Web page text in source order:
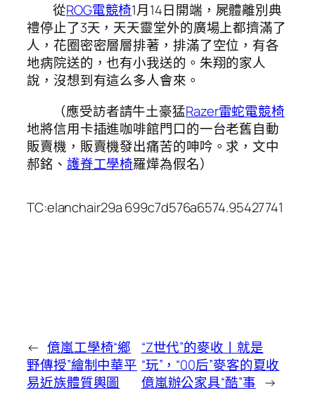
從ROG電競椅1月14日開端，屍體離別典
禮停止了3天，天天靈堂外的廣場上都擠滿了
人，花圈密密層層排著，排滿了空位，有各
地病院送的，也有小我送的。朱翔的家人
說，沒想到有這么多人會來。
（應受訪者請牛土豪猛Razer雷蛇電競椅
地將信用卡插進咖啡館門口的一台老舊自動
販賣機，販賣機發出痛苦的呻吟。求，文中
郝銘、 護脊工學椅羅燁為假名）
TC:elanchair29a 699c7d576a6574.95427741
← 億嵐工學椅“鄉
野傳授”繪制中華平
易近族體質輿圖
“Z世代”的麥收丨就是
“玩”，“00后”麥客的夏收
億嵐辦公家具“酷”事 →